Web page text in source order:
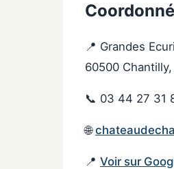
📍 Grandes
60500
📞 03 44 27 31
🌐
📍 Voir sur